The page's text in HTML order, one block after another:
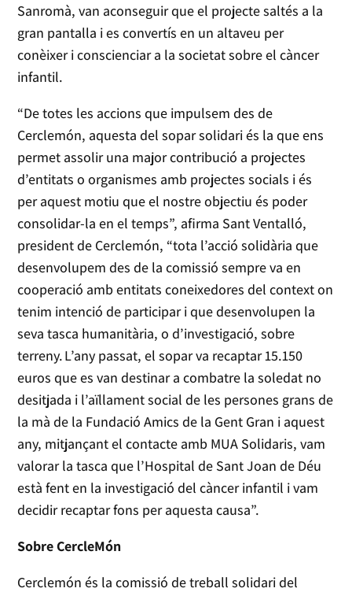
Sanromà, van aconseguir que el projecte saltés a la
gran pantalla i es convertís en un altaveu per
conèixer i conscienciar a la societat sobre el càncer
infantil.
“De totes les accions que impulsem des de
Cerclemón, aquesta del sopar solidari és la que ens
permet assolir una major contribució a projectes
d’entitats o organismes amb projectes socials i és
per aquest motiu que el nostre objectiu és poder
consolidar-la en el temps”, afirma Sant Ventalló,
president de Cerclemón, “tota l’acció solidària que
desenvolupem des de la comissió sempre va en
cooperació amb entitats coneixedores del context on
tenim intenció de participar i que desenvolupen la
seva tasca humanitària, o d’investigació, sobre
terreny. L’any passat, el sopar va recaptar 15.150
euros que es van destinar a combatre la soledat no
desitjada i l’aïllament social de les persones grans de
la mà de la Fundació Amics de la Gent Gran i aquest
any, mitjançant el contacte amb MUA Solidaris, vam
valorar la tasca que l’Hospital de Sant Joan de Déu
està fent en la investigació del càncer infantil i vam
decidir recaptar fons per aquesta causa”.
Sobre CercleMón
Cerclemón és la comissió de treball solidari del